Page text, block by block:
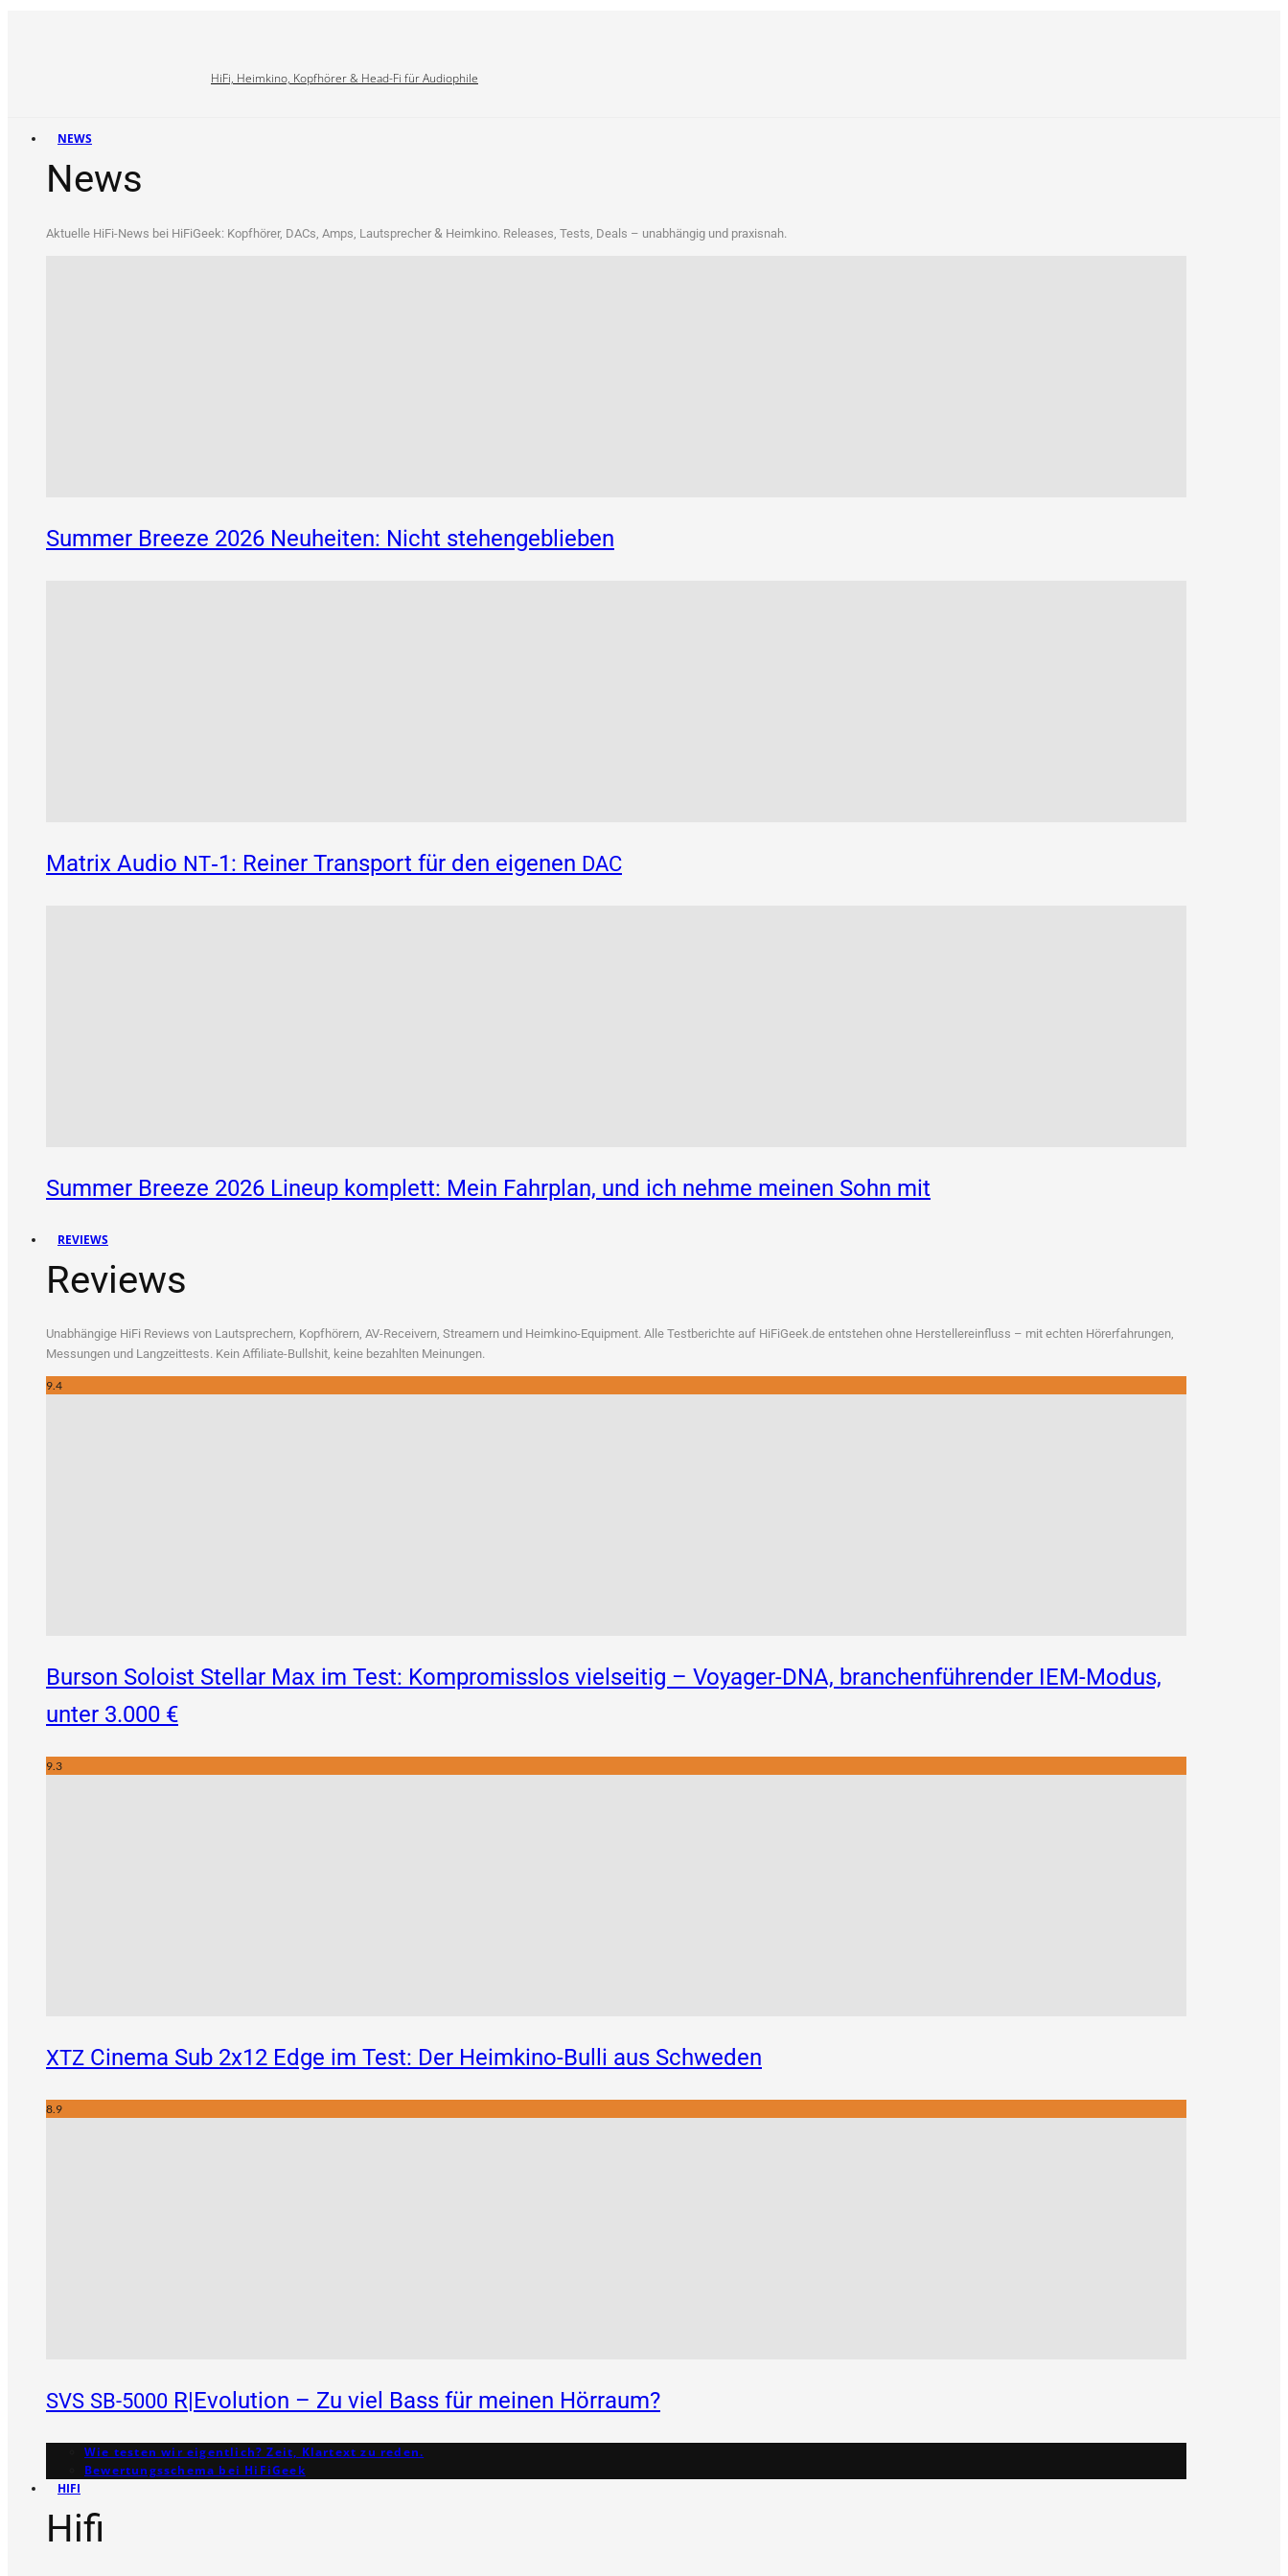
HiFi, Heimkino, Kopfhörer & Head-Fi für Audiophile
NEWS
News
Aktu­el­le HiFi-News bei HiFi­Ge­ek: Kopf­hö­rer, DACs, Amps, Laut­spre­cher & Heim­ki­no. Releases, Tests, Deals – unab­hän­gig und praxisnah.
Summer Breeze 2026 Neuheiten: Nicht stehengeblieben
Matrix Audio NT‑1: Reiner Transport für den eigenen DAC
Summer Breeze 2026 Lineup komplett: Mein Fahrplan, und ich nehme meinen Sohn mit
REVIEWS
Reviews
Unab­hän­gi­ge HiFi Reviews von Laut­spre­chern, Kopf­hö­rern, AV-Recei­vern, Strea­mern und Heim­ki­no-Equip­ment. Alle Test­be­rich­te auf HiFiGeek.de ent­ste­hen ohne Her­stel­ler­ein­fluss – mit ech­ten Hör­erfah­run­gen,
Mes­sun­gen und Lang­zeit­tests. Kein Affi­lia­te-Bull­shit, kei­ne bezahl­ten Meinungen.
9.4
Burson Soloist Stellar Max im Test: Kompromisslos vielseitig – Voyager-DNA, branchenführender IEM-Modus,
unter 3.000 €
9.3
XTZ Cinema Sub 2x12 Edge im Test: Der Heimkino-Bulli aus Schweden
8.9
SVS SB-5000 R|Evolution – Zu viel Bass für meinen Hörraum?
Wie testen wir eigentlich? Zeit, Klartext zu reden.
Bewertungs­schema bei HiFiGeek
HIFI
Hifi